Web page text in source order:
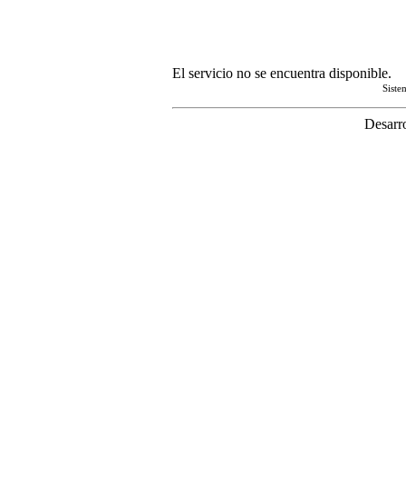
El servicio no se encuentra disponible.